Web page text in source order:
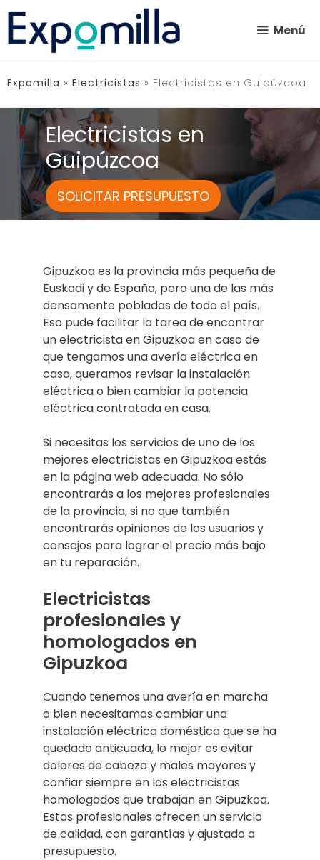
Saltar
contenido
Menú
Expomilla » Electricistas » Electricistas en Guipúzcoa
Electricistas en
Guipúzcoa
SOLICITAR PRESUPUESTO
Gipuzkoa es la provincia más pequeña de
Euskadi y de España, pero una de las más
densamente pobladas de todo el país.
Eso pude facilitar la tarea de encontrar
un electricista en Gipuzkoa en caso de
que tengamos una avería eléctrica en
casa, queramos revisar la instalación
eléctrica o bien cambiar la potencia
eléctrica contratada en casa.
Si necesitas los servicios de uno de los
mejores electricistas en Gipuzkoa estás
en la página web adecuada. No sólo
encontrarás a los mejores profesionales
de la provincia, si no que también
encontrarás opiniones de los usuarios y
consejos para lograr el precio más bajo
en tu reparación.
Electricistas
profesionales y
homologados en
Gipuzkoa
Cuando tenemos una avería en marcha
o bien necesitamos cambiar una
instalación eléctrica doméstica que se ha
quedado anticuada, lo mejor es evitar
dolores de cabeza y males mayores y
confiar siempre en los electricistas
homologados que trabajan en Gipuzkoa.
Estos profesionales ofrecen un servicio
de calidad, con garantías y ajustado a
presupuesto.